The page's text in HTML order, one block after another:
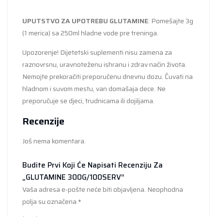
UPUTSTVO ZA UPOTREBU GLUTAMINE: Pomešajte 3g
(1 merica) sa 250ml hladne vode pre treninga.
Upozorenje! Dijetetski suplementi nisu zamena za
raznovrsnu, uravnoteženu ishranu i zdrav način života.
Nemojte prekoračiti preporučenu dnevnu dozu. Čuvati na
hladnom i suvom mestu, van domašaja dece. Ne
preporučuje se djeci, trudnicama ili dojiljama.
Recenzije
Još nema komentara.
Budite Prvi Koji Će Napisati Recenziju Za
„GLUTAMINE 300G/100SERV“
Vaša adresa e-pošte neće biti objavljena. Neophodna
polja su označena *